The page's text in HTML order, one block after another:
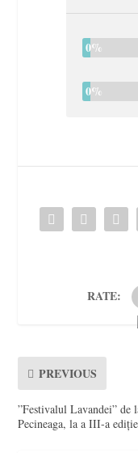
0%
0%
RATE:
PREVIOUS
”Festivalul Lavandei” de
Pecineaga, la a III-a ediție